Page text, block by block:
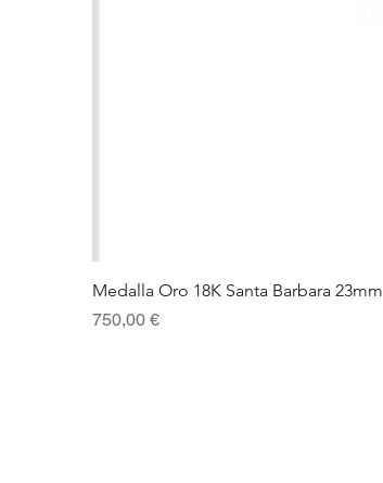
Medalla Oro 18K Santa Barbara 23mm
Precio
750,00 €